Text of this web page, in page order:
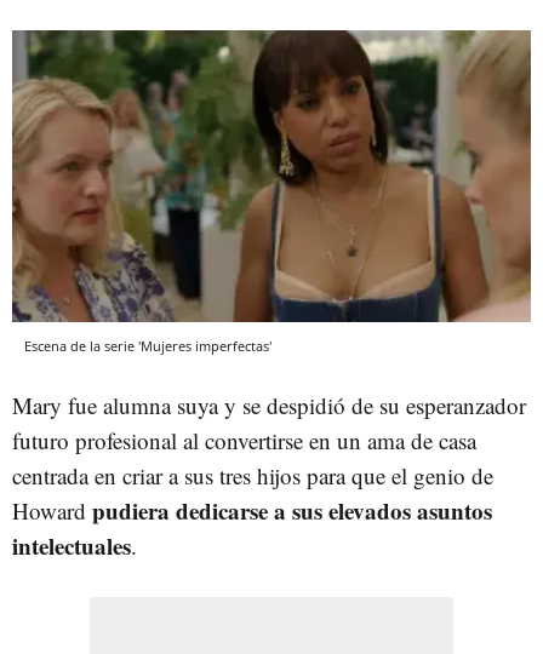
Escena de la serie 'Mujeres imperfectas'
Mary fue alumna suya y se despidió de su esperanzador
futuro profesional al convertirse en un ama de casa
centrada en criar a sus tres hijos para que el genio de
Howard pudiera dedicarse a sus elevados asuntos
intelectuales.